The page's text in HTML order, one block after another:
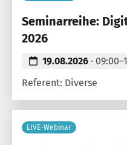
Seminarreihe:
2026
19.08.2026 ·
Referent: Diverse
LIVE-Webinar